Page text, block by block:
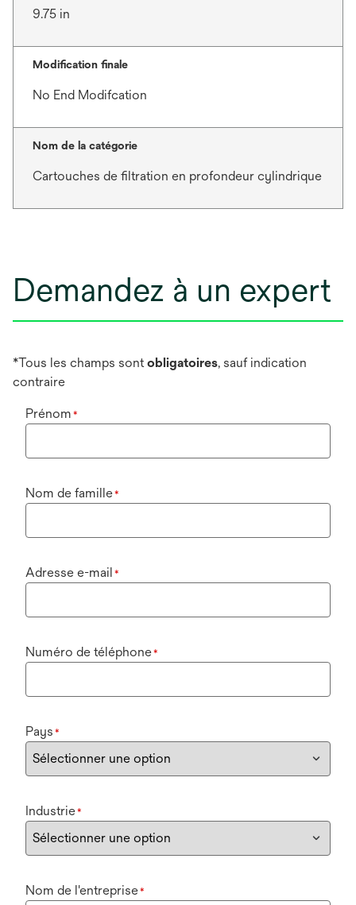
9.75 in
Modification finale
No End Modifcation
Nom de la catégorie
Cartouches de filtration en profondeur cylindrique
Demandez à un expert
*Tous les champs sontobligatoires, sauf indication
contraire
Prénom *
Nom de famille*
Adresse e-mail *
Numéro de téléphone*
Pays *
Industrie*
Nom de l'entreprise*